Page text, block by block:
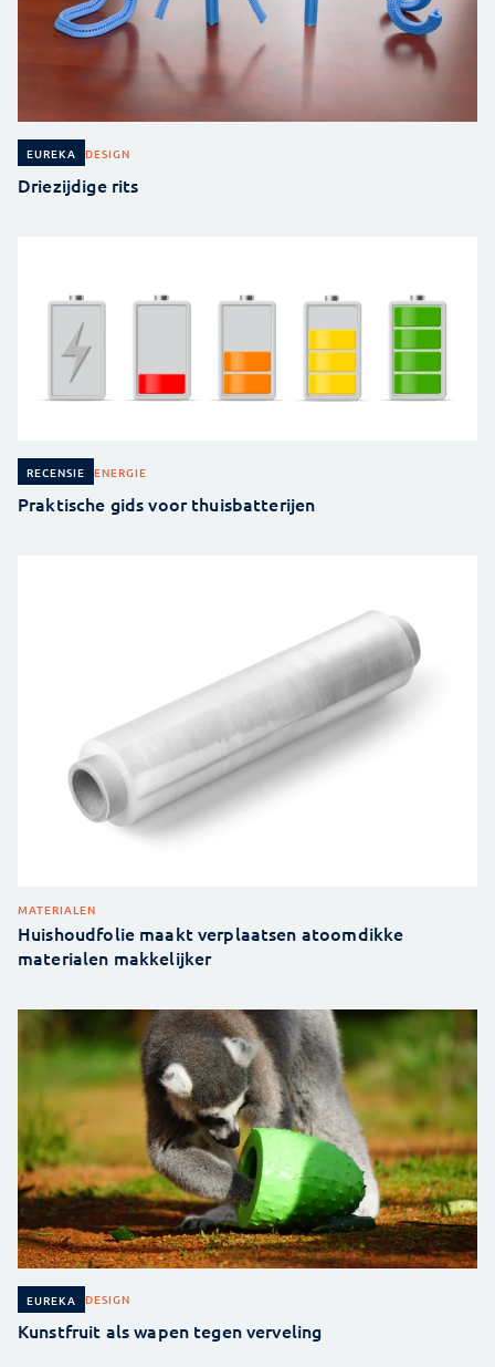
EUREKA DESIGN
Driezijdige rits
RECENSIE ENERGIE
Praktische gids voor thuisbatterijen
MATERIALEN
Huishoudfolie maakt verplaatsen atoomdikke
materialen makkelijker
EUREKA DESIGN
Kunstfruit als wapen tegen verveling